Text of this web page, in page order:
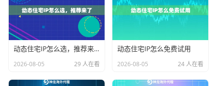
防护级别的网站，使用数据中心IP可能很容易被识别。
这时，
的优势就凸显出来。这类IP来源于真实
的家庭宽带，在目标网站看来，每一个请求都像是来自
世界不同角落的真实居民，极大地降低了被关联和封禁
的风险。神龙海外动态IP提供的动态住宅IP方案，正是为
动态住宅IP怎么选，推荐来了
2026-08-05 29 人在看
动态住宅IP怎么免费试用
2026-08-05 24 人在看